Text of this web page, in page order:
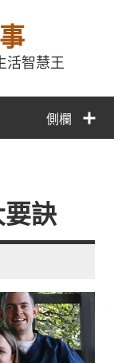
活智慧王
側欄
要訣